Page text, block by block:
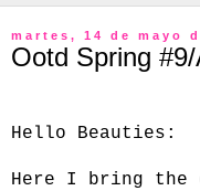
martes, 14 de mayo
Ootd Spring
Hello Beauties:
Here I bring